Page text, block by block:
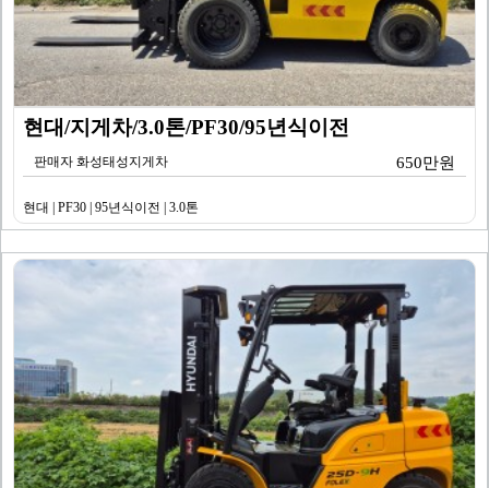
현대/지게차/3.0톤/PF30/95년식이전
판매자 화성태성지게차 650만원
현대 | PF30 | 95년식이전 | 3.0톤